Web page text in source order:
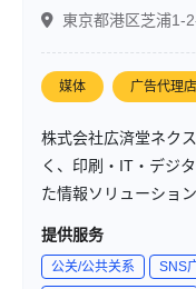
東京都港区芝浦
媒体 广告代理店
株式会社広済堂ネク
く、印刷・IT・デジ
た情報ソリューショ
本金1億円、従業員数
BPO」の組み合わせ
提供服务
公关/公共关系 SNS